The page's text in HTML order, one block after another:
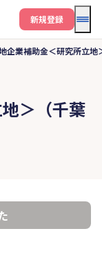
メ
新規登録
企業補助金＜研究所立地
＞（千葉